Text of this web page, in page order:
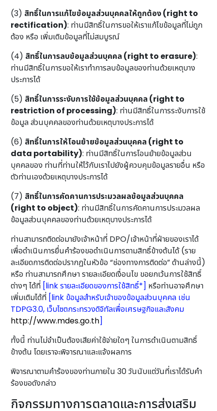
(3) สิทธิ์ในการแก้ไขข้อมูลส่วนบุคคลให้ถูกต้อง (right to
rectification): ท่านมีสิทธิ์ในการขอให้เราแก้ไขข้อมูลที่ไม่ถูก
ต้อง หรือ เพิ่มเติมข้อมูลที่ไม่สมบูรณ์
(4) สิทธิ์ในการลบข้อมูลส่วนบุคคล (right to erasure):
ท่านมีสิทธิ์ในการขอให้เราทำการลบข้อมูลของท่านด้วยเหตุบาง
ประการได้
(5) สิทธิ์ในการระงับการใช้ข้อมูลส่วนบุคคล (right to
restriction of processing): ท่านมีสิทธิ์ในการระงับการใช้
ข้อมูล ส่วนบุคคลของท่านด้วยเหตุบางประการได้
(6) สิทธิ์ในการให้โอนย้ายข้อมูลส่วนบุคคล (right to
data portability): ท่านมีสิทธิ์ในการโอนย้ายข้อมูลส่วน
บุคคลของ ท่านที่ท่านให้ไว้กับเราไปยังผู้ควบคุมข้อมูลรายอื่น หรือ
ตัวท่านเองด้วยเหตุบางประการได้
(7) สิทธิ์ในการคัดคานการประมวลผลข้อมูลส่วนบุคคล
(right to object): ท่านมีสิทธิ์ในการคัดคานการประมวลผล
ข้อมูลส่วนบุคคลของท่านด้วยเหตุบางประการได้
ท่านสามารถติดต่อมายังเจ้าหน้าที่ DPO/เจ้าหน้าที่ฝ่ายของเราได้
เพื่อดำเนินการยื่นคำร้องขอดำเนินการตามสิทธิ์ข้างต้นได้ (ราย
ละเอียดการติดต่อปรากฏในหัวข้อ “ช่องทางการติดต่อ” ด้านล่างนี้)
หรือ ท่านสามารถศึกษา รายละเอียดเงื่อนไข ขอยกเว้นการใช้สิทธิ์
ต่างๆ ได้ที่ [link รายละเอียดของการใช้สิทธิ์*] หรือท่านอาจศึกษา
เพิ่มเติมได้ที่ [link ข้อมูลสำหรับเจ้าของข้อมูลส่วนบุคคล เช่น
TDPG3.0, เว็บไซตกระทรวงดิจิทัลเพื่อเศรษฐกิจและสังคม
http://www.mdes.go.th]
ทั้งนี้ ท่านไม่จำเป็นต้องเสียค่าใช้จ่ายใดๆ ในการดำเนินตามสิทธิ์
ข้างต้น โดยเราจะพิจารณาและแจ้งผลการ
พิจารณาตามคำร้องของท่านภายใน 30 วันนับแต่วันที่เราได้รับคำ
ร้องขอดังกล่าว
กิจกรรมทางการตลาดและการส่งเสริม